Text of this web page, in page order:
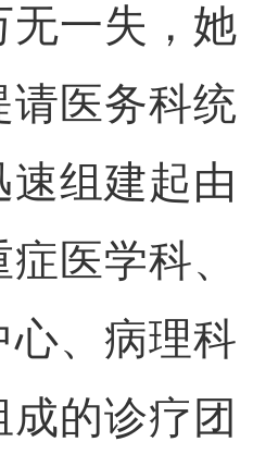
无一失，她
请医务科统
组建起由
医学科、
心、病理科
的诊疗团